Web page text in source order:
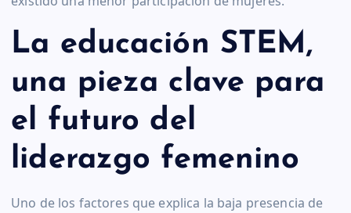
La educación STEM,
una pieza clave para
el futuro del
liderazgo femenino
Uno de los factores que explica la baja presencia de